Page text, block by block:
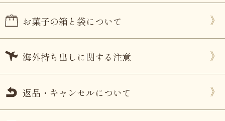
お菓子の箱と袋について
海外持ち出しに関する注意
返品・キャンセルについて